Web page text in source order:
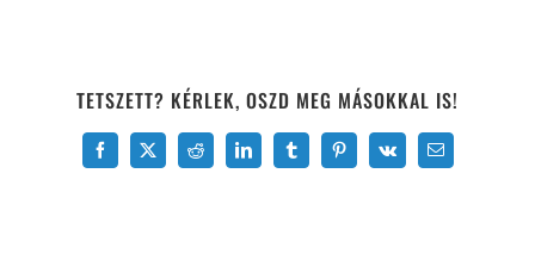
TETSZETT? KÉRLEK, OSZD MEG MÁSOKKAL IS!
Facebook
X Reddit LinkedInTumblrPinterest
Vk Email: